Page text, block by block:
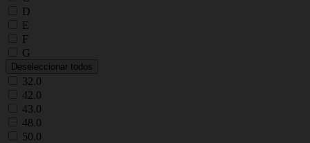
D
E
F
G
Deseleccionar todos
32.0
42.0
43.0
48.0
50.0